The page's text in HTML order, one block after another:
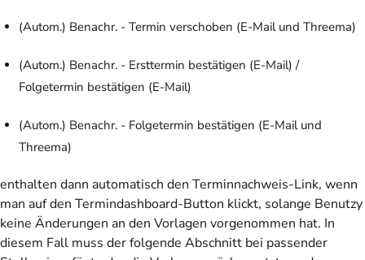
(Autom.) Benachr. - Termin verschoben (E-Mail und Threema)
(Autom.) Benachr. - Ersttermin bestätigen (E-Mail) /
Folgetermin bestätigen (E-Mail)
(Autom.) Benachr. - Folgetermin bestätigen (E-Mail und
Threema)
enthalten dann automatisch den Terminnachweis-Link, wenn
man auf den Termindashboard-Button klickt, solange Benutzy
keine Änderungen an den Vorlagen vorgenommen hat. In
diesem Fall muss der folgende Abschnitt bei passender